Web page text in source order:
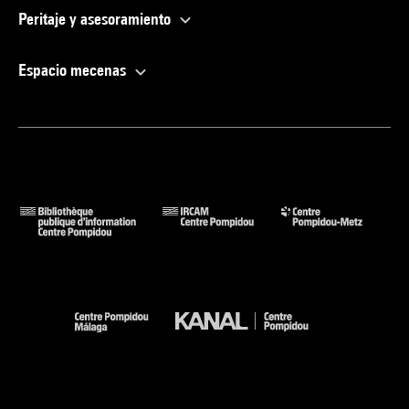
Peritaje y asesoramiento
Espacio mecenas